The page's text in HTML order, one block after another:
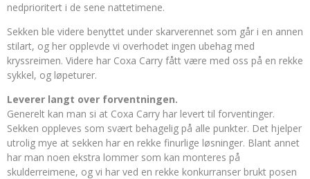
nedprioritert i de sene nattetimene.
Sekken ble videre benyttet under skarverennet som går i en annen
stilart, og her opplevde vi overhodet ingen ubehag med
kryssreimen. Videre har Coxa Carry fått være med oss på en rekke
sykkel, og løpeturer.
Leverer langt over forventningen.
Generelt kan man si at Coxa Carry har levert til forventinger.
Sekken oppleves som svært behagelig på alle punkter. Det hjelper
utrolig mye at sekken har en rekke finurlige løsninger. Blant annet
har man noen ekstra lommer som kan monteres på
skulderreimene, og vi har ved en rekke konkurranser brukt posen